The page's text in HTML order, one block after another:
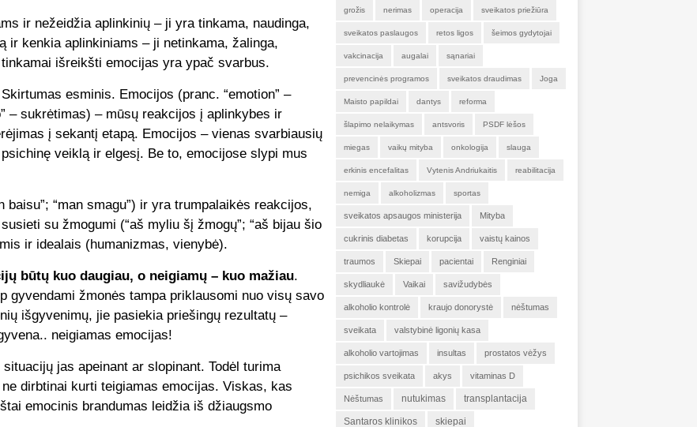
ir nežeidžia aplinkinių – ji yra tinkama, naudinga,
ir kenkia aplinkiniams – ji netinkama, žalinga,
išreikšti emocijas yra ypač svarbus.
esminis. Emocijos (pranc. “emotion” –
– sukrėtimas) – mūsų reakcijos į aplinkybes ir
į sekantį etapą. Emocijos – vienas svarbiausių
veiklą ir elgesį. Be to, emocijose slypi mus
“man smagu”) ir yra trumpalaikės reakcijos,
su žmogumi (“aš myliu šį žmogų”; “aš bijau šio
ir idealais (humanizmas, vienybė).
būtų kuo daugiau, o neigiamų – kuo mažiau.
gyvendami žmonės tampa priklausomi nuo visų savo
išgyvenimų, jie pasiekia priešingų rezultatų –
neigiamas emocijas!
jas apeinant ar slopinant. Todėl turima
dirbtinai kurti teigiamas emocijas. Viskas, kas
emocinis brandumas leidžia iš džiaugsmo
grožis nerimas operacija sveikatos priežiūra
sveikatos paslaugos retos ligos šeimos gydytojai
vakcinacija augalai sąnariai
prevencinės programos sveikatos draudimas Joga
Maisto papildai dantys reforma
šlapimo nelaikymas antsvoris PSDF lėšos
miegas vaikų mityba onkologija slauga
erkinis encefalitas Vytenis Andriukaitis reabilitacija
nemiga alkoholizmas sportas
sveikatos apsaugos ministerija Mityba
cukrinis diabetas korupcija vaistų kainos
traumos Skiepai pacientai Renginiai
skydliaukė Vaikai savižudybės
alkoholio kontrolė kraujo donorystė nėštumas
sveikata valstybinė ligonių kasa
alkoholio vartojimas insultas prostatos vėžys
psichikos sveikata akys vitaminas D
Nėštumas nutukimas transplantacija
Santaros klinikos skiepai